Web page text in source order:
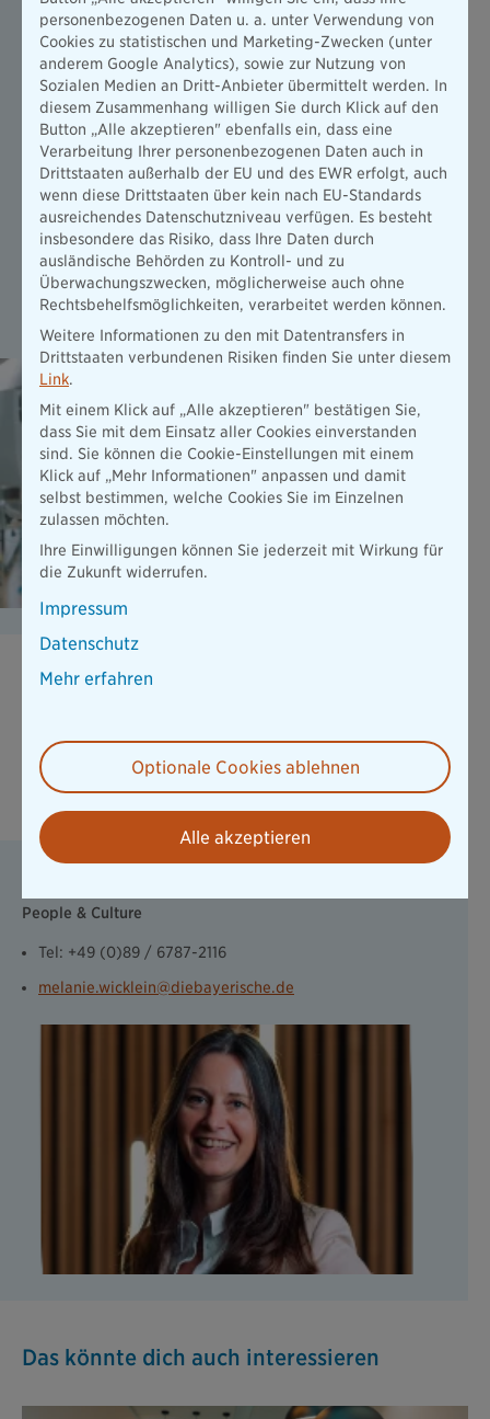
Deine Perspektiven bei uns
Nach deiner erfolgreich abgeschlossenen Ausbildung im
Außendienst hast du die Möglichkeit mit einer
Selbstständigkeit in der Vorsorge- und Finanzberatung
einzusteigen. Dabei bleibst du Teil deiner
unternehmerischen Einheit, die auf deinem weiteren
beruflichen Werdegang unterstützt. Darüber hinaus stehen
dir nach dem Abschluss deiner Ausbildung neben
ausgezeichnete Verdienstmöglichkeiten auch verschiedene
Aufstiegsmöglichkeiten zur Verfügung. Zudem hast du die
Möglichkeit, dich als Bachelor Professional in
Versicherungen und Finanzanlagen weiterzubilden oder
deinen Karriereweg bei der Bayerischen im Innendienst
Du hast noch noch Fragen?
Zu Fragen rund um deine Ausbildung bei der Bayerischen,
kannst du dich direkt bei unsere Ausbildungsleiterin Melanie
melden. Sie hilft dir gerne weiter!
Melanie Wicklein
People & Culture
Tel: +49 (0)89 / 6787-2116
melanie.wicklein@diebayerische.de
Das könnte dich auch interessieren
personenbezogenen Daten u. a. unter Verwendung von
Cookies zu statistischen und Marketing-Zwecken (unter
anderem Google Analytics), sowie zur Nutzung von
Sozialen Medien an Dritt-Anbieter übermittelt werden. In
diesem Zusammenhang willigen Sie durch Klick auf den
Button „Alle akzeptieren" ebenfalls ein, dass eine
Verarbeitung Ihrer personenbezogenen Daten auch in
Drittstaaten außerhalb der EU und des EWR erfolgt, auch
wenn diese Drittstaaten über kein nach EU-Standards
ausreichendes Datenschutzniveau verfügen. Es besteht
insbesondere das Risiko, dass Ihre Daten durch
ausländische Behörden zu Kontroll- und zu
Überwachungszwecken, möglicherweise auch ohne
Rechtsbehelfsmöglichkeiten, verarbeitet werden können.
Weitere Informationen zu den mit Datentransfers in
Drittstaaten verbundenen Risiken finden Sie unter diesem
Link.
Mit einem Klick auf „Alle akzeptieren" bestätigen Sie,
dass Sie mit dem Einsatz aller Cookies einverstanden
sind. Sie können die Cookie-Einstellungen mit einem
Klick auf „Mehr Informationen" anpassen und damit
selbst bestimmen, welche Cookies Sie im Einzelnen
zulassen möchten.
Ihre Einwilligungen können Sie jederzeit mit Wirkung für
die Zukunft widerrufen.
Impressum
Datenschutz
Mehr erfahren
Optionale Cookies ablehnen
Alle akzeptieren